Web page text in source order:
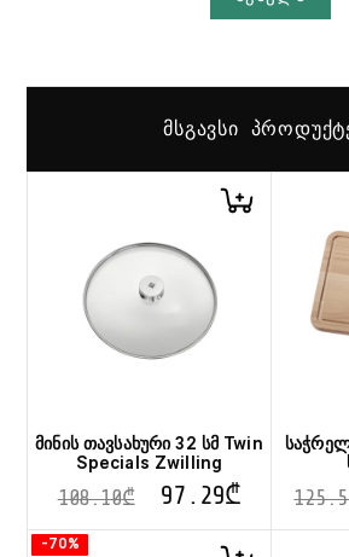
ᲛᲡᲒᲐᲕᲡᲘ
მინის თავსახური 32 სმ Twin
Specials Zwilling
108.10₾ 97.29₾
-70%